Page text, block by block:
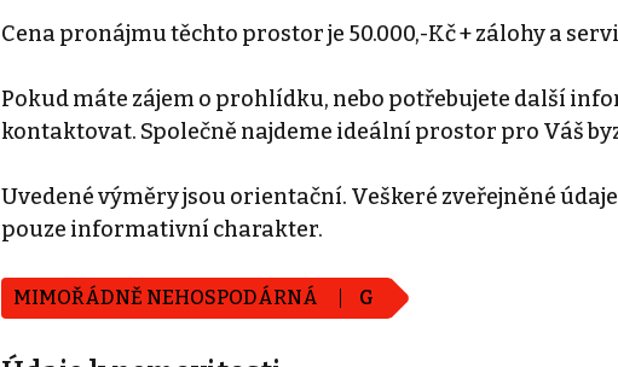
Cena pronájmu těchto prostor je 50.000,-Kč + zálohy a
Pokud máte zájem o prohlídku, nebo potřebujete další
kontaktovat. Společně najdeme ideální prostor pro Váš
Uvedené výměry jsou orientační. Veškeré zveřejněné
pouze informativní charakter.
MIMOŘÁDNĚ NEHOSPODÁRNÁ G